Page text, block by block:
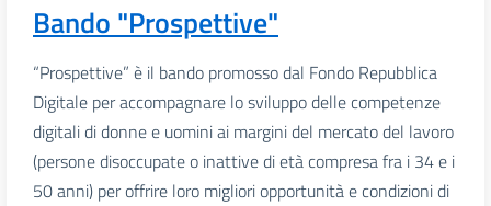
Bando "Prospettive"
“Prospettive” è il bando promosso dal Fondo Repubblica
Digitale per accompagnare lo sviluppo delle competenze
digitali di donne e uomini ai margini del mercato del lavoro
(persone disoccupate o inattive di età compresa fra i 34 e i
50 anni) per offrire loro migliori opportunità e condizioni di